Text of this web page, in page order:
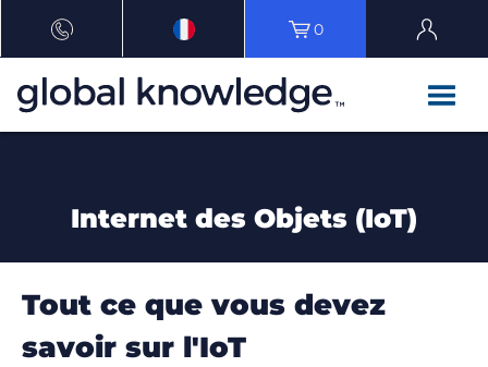
0
Internet des Objets (IoT)
Tout ce que vous devez
savoir sur l'IoT